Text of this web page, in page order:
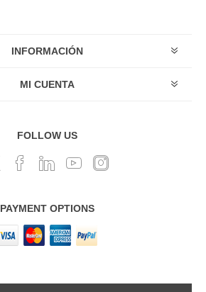
INFORMACIÓN
MI CUENTA
FOLLOW US
PAYMENT OPTIONS